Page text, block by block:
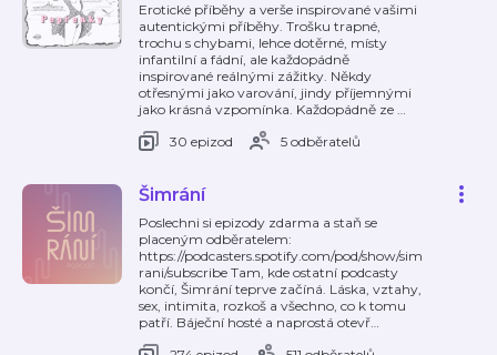
Erotické příběhy a verše inspirované vašimi
autentickými příběhy. Trošku trapné,
trochu s chybami, lehce dotěrné, místy
infantilní a fádní, ale každopádně
inspirované reálnými zážitky. Někdy
otřesnými jako varování, jindy příjemnými
jako krásná vzpomínka. Každopádně ze …
30 epizod
5 odběratelů
Šimrání
Poslechni si epizody zdarma a staň se
placeným odběratelem:
https://podcasters.spotify.com/pod/show/sim
rani/subscribe Tam, kde ostatní podcasty
končí, Šimrání teprve začíná. Láska, vztahy,
sex, intimita, rozkoš a všechno, co k tomu
patří. Báječní hosté a naprostá otevř…